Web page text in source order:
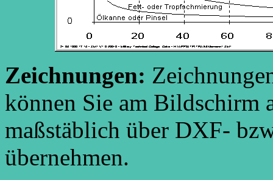
Zeichnungen:
können Sie am Bildschirm
maßstäblich über DXF-
übernehmen.